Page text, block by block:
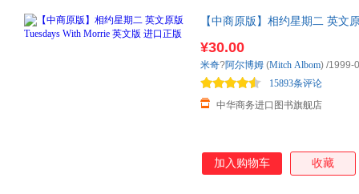
【中商原版】相约星期二 英文
¥30.00
中华商务进口图书旗舰店
15893条评论
米奇?阿尔博姆 (Mitch Albom) /1999-
加入购物车 收藏